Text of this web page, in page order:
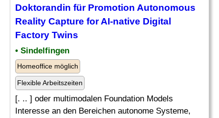
Doktorandin für Promotion Autonomous
Reality Capture for AI-native Digital
Factory Twins
• Sindelfingen
Homeoffice möglich
Flexible Arbeitszeiten
[. .. ] oder multimodalen Foundation Models
Interesse an den Bereichen autonome Systeme,